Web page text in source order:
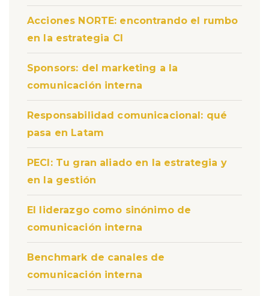
Acciones NORTE: encontrando el rumbo
en la estrategia CI
Sponsors: del marketing a la
comunicación interna
Responsabilidad comunicacional: qué
pasa en Latam
PECI: Tu gran aliado en la estrategia y
en la gestión
El liderazgo como sinónimo de
comunicación interna
Benchmark de canales de
comunicación interna